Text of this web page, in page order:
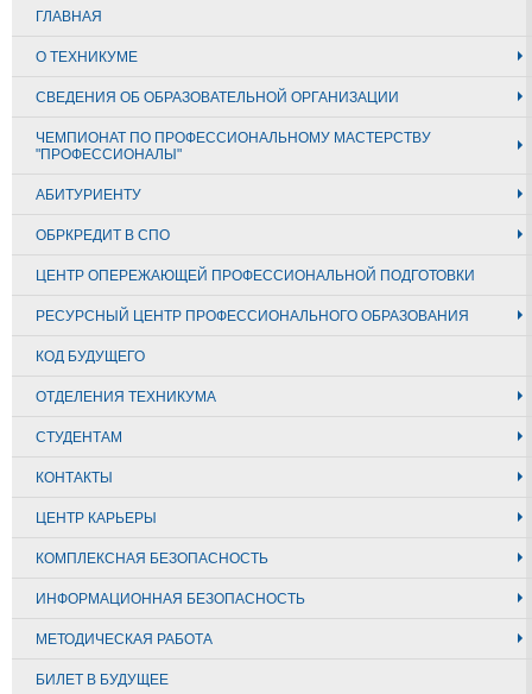
ГЛАВНАЯ
О ТЕХНИКУМЕ
СВЕДЕНИЯ ОБ ОБРАЗОВАТЕЛЬНОЙ ОРГАНИЗАЦИИ
ЧЕМПИОНАТ ПО ПРОФЕССИОНАЛЬНОМУ МАСТЕРСТВУ
"ПРОФЕССИОНАЛЫ"
АБИТУРИЕНТУ
ОБРКРЕДИТ В СПО
ЦЕНТР ОПЕРЕЖАЮЩЕЙ ПРОФЕССИОНАЛЬНОЙ ПОДГОТОВКИ
РЕСУРСНЫЙ ЦЕНТР ПРОФЕССИОНАЛЬНОГО ОБРАЗОВАНИЯ
КОД БУДУЩЕГО
ОТДЕЛЕНИЯ ТЕХНИКУМА
СТУДЕНТАМ
КОНТАКТЫ
ЦЕНТР КАРЬЕРЫ
КОМПЛЕКСНАЯ БЕЗОПАСНОСТЬ
ИНФОРМАЦИОННАЯ БЕЗОПАСНОСТЬ
МЕТОДИЧЕСКАЯ РАБОТА
БИЛЕТ В БУДУЩЕЕ